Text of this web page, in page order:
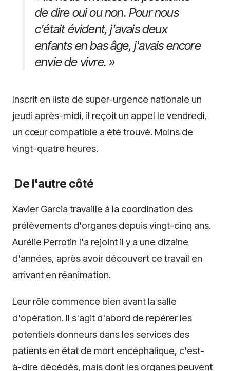
de dire oui ou non. Pour nous
c'était évident, j'avais deux
enfants en bas âge, j'avais encore
envie de vivre. »
Inscrit en liste de super-urgence nationale un
jeudi après-midi, il reçoit un appel le vendredi,
un cœur compatible a été trouvé. Moins de
vingt-quatre heures.
De l'autre côté
Xavier Garcia travaille à la coordination des
prélèvements d'organes depuis vingt-cinq ans.
Aurélie Perrotin l'a rejoint il y a une dizaine
d'années, après avoir découvert ce travail en
arrivant en réanimation.
Leur rôle commence bien avant la salle
d'opération. Il s'agit d'abord de repérer les
potentiels donneurs dans les services des
patients en état de mort encéphalique, c'est-
à-dire décédés, mais dont les organes peuvent